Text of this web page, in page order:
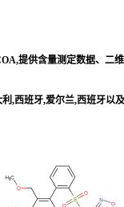
提供含量测定数据、二
,西班牙,爱尔兰,西班牙以